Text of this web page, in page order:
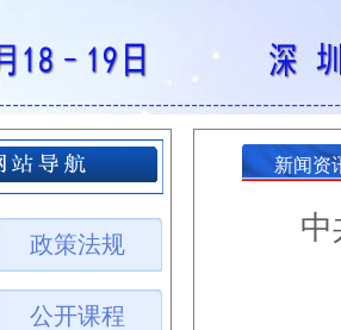
政策法规
公开课程
新闻资
中